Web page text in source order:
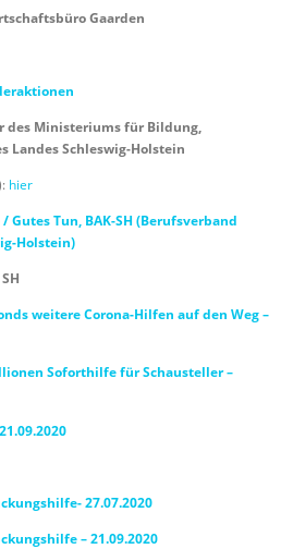
Gaarden
Ministeriums für Bildung,
Landes Schleswig-Holstein
hier
Tun, BAK-SH (Berufsverband
Holstein)
weitere Corona-Hilfen auf den Weg –
Soforthilfe für Schausteller –
27.07.2020
– 21.09.2020